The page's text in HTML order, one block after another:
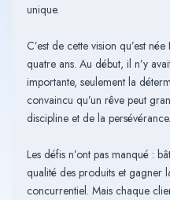
unique.
C’est de cette vision qu’est
quatre ans. Au début, il n’y
importante, seulement la
convaincu qu’un rêve peut
discipline et de la persévérance.
Les défis n’ont pas manqué :
qualité des produits et gagner
concurrentiel. Mais chaque